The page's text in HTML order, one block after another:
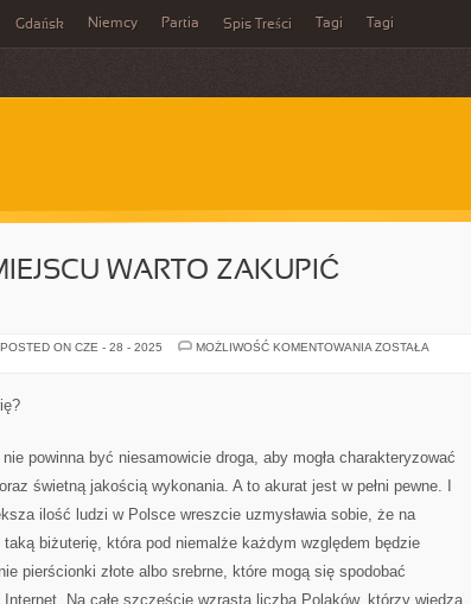
Gdańsk Niemcy Partia Spis Treści Tagi Tagi
WARTO ZAKUPIĆ
POSTED ON CZE - 28 - 2025 MOŻLIWOŚĆ KOMENTOWANIA W
ZOSTAŁA
powinna być niesamowicie droga, aby mogła charakteryzować
świetną jakością wykonania. A to akurat jest w pełni pewne. I
ilość ludzi w Polsce wreszcie uzmysławia sobie, że na
biżuterię, która pod niemalże każdym względem będzie
pierścionki złote albo srebrne, które mogą się spodobać
Na całe szczęście wzrasta liczba Polaków, którzy wiedzą,